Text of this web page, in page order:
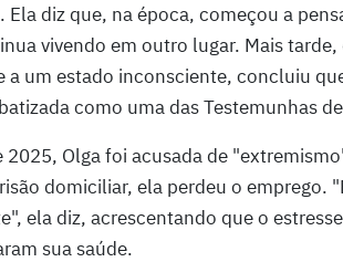
Ela diz que, na época, começou a
vivendo em outro lugar. Mais
a um estado inconsciente, concluiu
como uma das Testemunhas
2025, Olga foi acusada de
domiciliar, ela perdeu o emprego.
ela diz, acrescentando que o
sua saúde.